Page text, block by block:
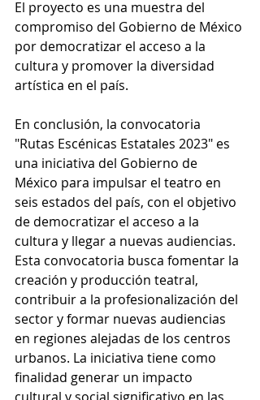
El proyecto es una muestra del
compromiso del Gobierno de México
por democratizar el acceso a la
cultura y promover la diversidad
artística en el país.
En conclusión, la convocatoria
"Rutas Escénicas Estatales 2023" es
una iniciativa del Gobierno de
México para impulsar el teatro en
seis estados del país, con el objetivo
de democratizar el acceso a la
cultura y llegar a nuevas audiencias.
Esta convocatoria busca fomentar la
creación y producción teatral,
contribuir a la profesionalización del
sector y formar nuevas audiencias
en regiones alejadas de los centros
urbanos. La iniciativa tiene como
finalidad generar un impacto